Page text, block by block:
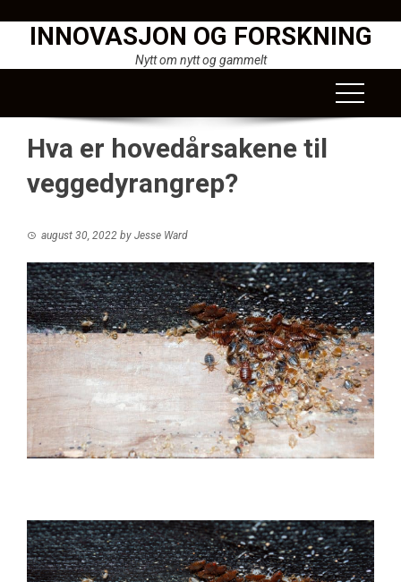
INNOVASJON OG FORSKNING
Nytt om nytt og gammelt
Hva er hovedårsakene til
veggedyrangrep?
august 30, 2022 by Jesse Ward